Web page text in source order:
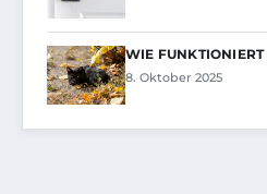
WIE
8. Oktober 2025